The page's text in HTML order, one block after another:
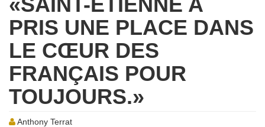
PRIS UNE PLACE DANS
LE CŒUR DES
FRANÇAIS POUR
TOUJOURS.»
Anthony Terrat